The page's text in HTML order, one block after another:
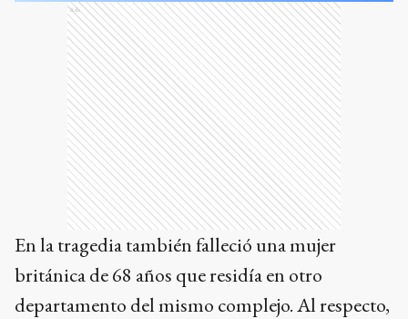
Ads
En la tragedia también falleció una mujer
británica de 68 años que residía en otro
departamento del mismo complejo. Al respecto,